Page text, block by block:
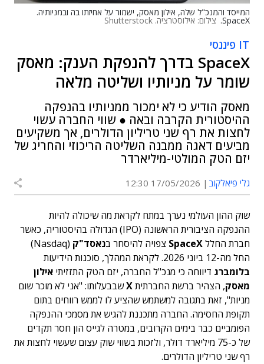
המייסד והמנכ"ל שלה, אילון מאסק, ישמור על אחיזתו בה ובמניותיה.
SpaceX. צילום: אילוסטרציה. Shutterstock
IT פיננסי
SpaceX בדרך להנפקת הענק: מאסק
שומר על מניותיו ושליטה מלאה
מאסק הודיע כי לא ימכור ממניותיו בהנפקה
ההיסטורית הקרבה ובאה ● שווי החברה עשוי
לחצות את רף שני טריליון הדולרים, אך משקיעים
מביעים דאגה ממבנה השליטה הריכוזי והחריג של
יזם הטק המולטי-מיליארדר
גלי פיאלקוב 17/05/2026 12:30
שוק ההון העולמי נערך במתח לקראת מה שיכולה להיות
ההנפקה הציבורית הראשונה (IPO) הגדולה בהיסטוריה, כאשר
חברת החללSpaceX צפויה להיסחר בנאסד"ק
(Nasdaq)
החל מה-12 ביוני 2026. לקראת המהלך, סוכנות הידיעות
בלומברג דיווחה כי מנכ"ל החברה, יזם הטק התזזיתי אילון
מאסק, הצהיר ברשת החברתיתXשבבעלותו: "אני לא מוכר שום
מניות", זאת בתגובה למשתמש שהציע לו לממש רווחים בתום
תקופת החסימה. החברה מתכננת להגיש את מסמכי ההנפקה
הפומביים כבר בימים הקרובים, במטרה לגייס הון חסר תקדים
של כ-75 מיליארד דולר, ולזכות בשווי שוק עצום שעשוי לחצות את
רף שני טריליון הדולרים.